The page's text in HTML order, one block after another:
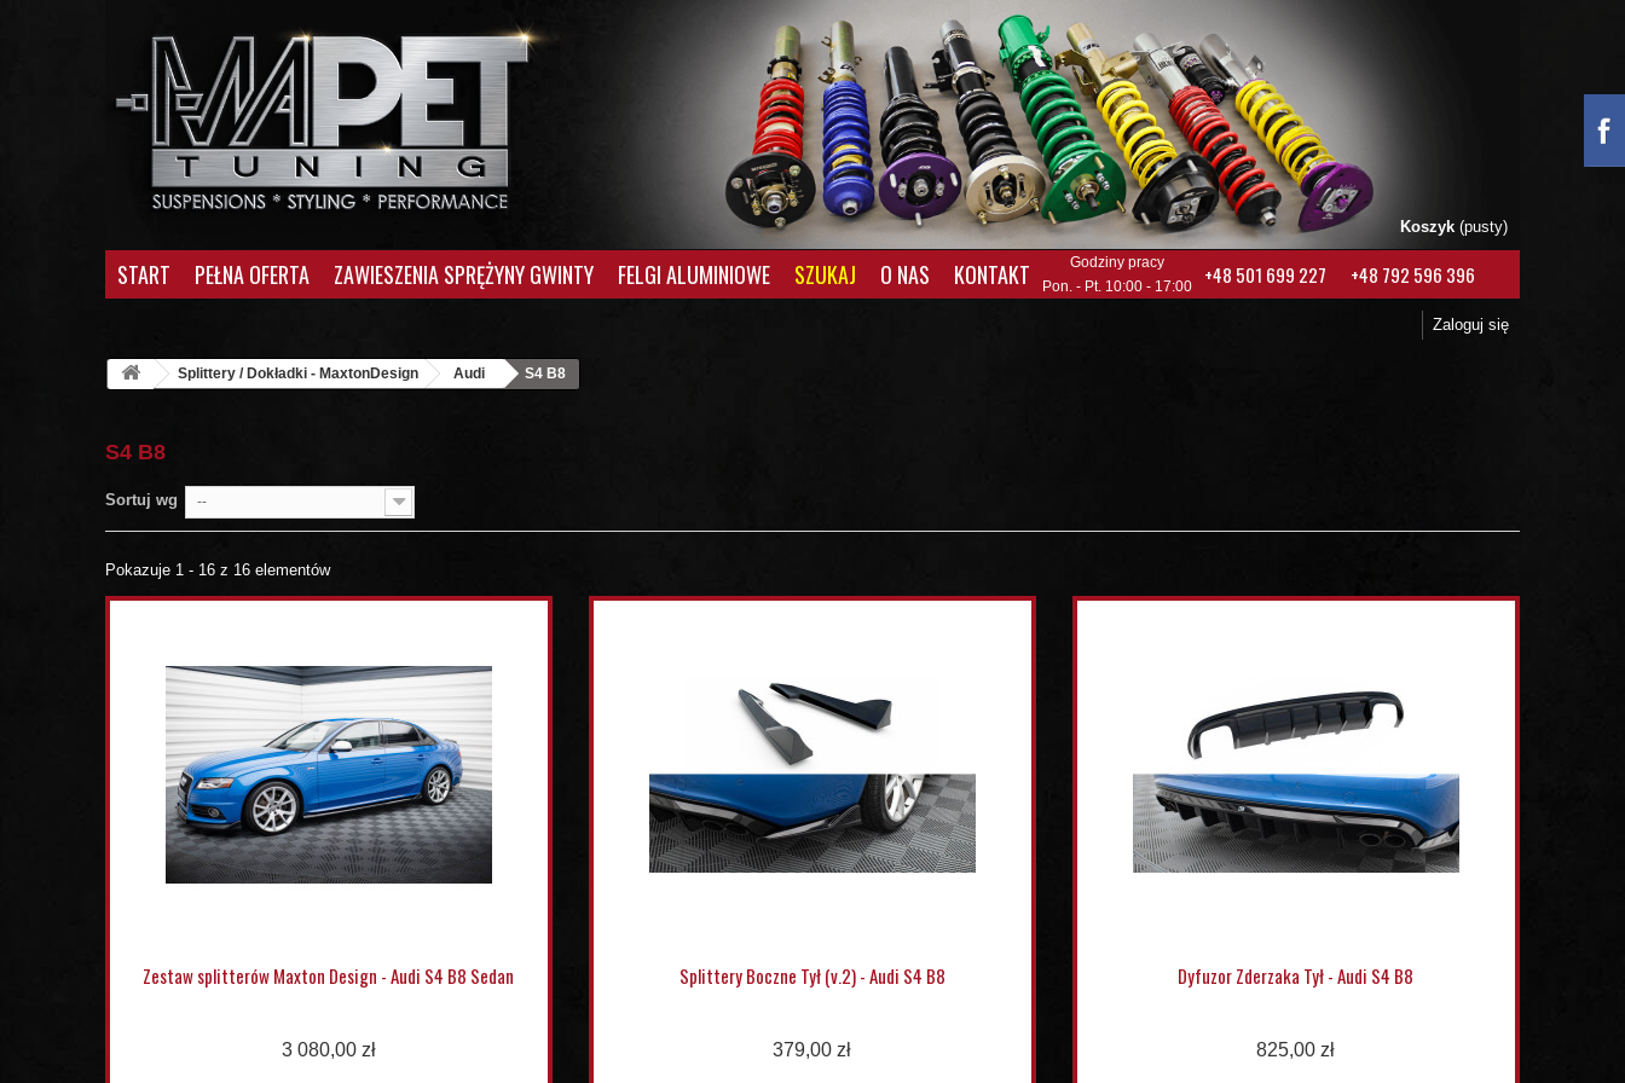
Koszyk (pusty)
START PEŁNA OFERTA ZAWIESZENIA SPRĘŻYNY GWINTY FELGI ALUMINIOWE SZUKAJ O NAS KONTAKT
Godziny pracy
Pon. - Pt. 10:00 - 17:00
+48 501 699 227 +48 792 596 396
Zaloguj się
Splittery / Dokładki - MaxtonDesign Audi S4 B8
S4 B8
Sortuj wg --
Pokazuje 1 - 16 z 16 elementów
Zestaw splitterów Maxton Design - Audi S4 B8 Sedan
3 080,00 zł
Splittery Boczne Tył (v.2) - Audi S4 B8
379,00 zł
Dyfuzor Zderzaka Tył - Audi S4 B8
825,00 zł